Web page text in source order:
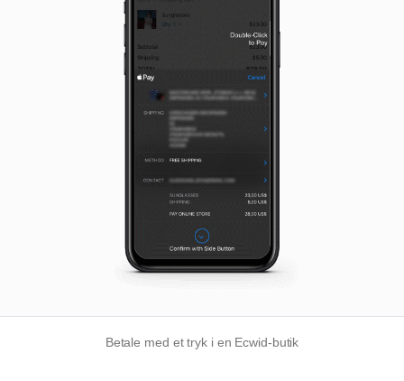
Betale med et tryk i en Ecwid-butik